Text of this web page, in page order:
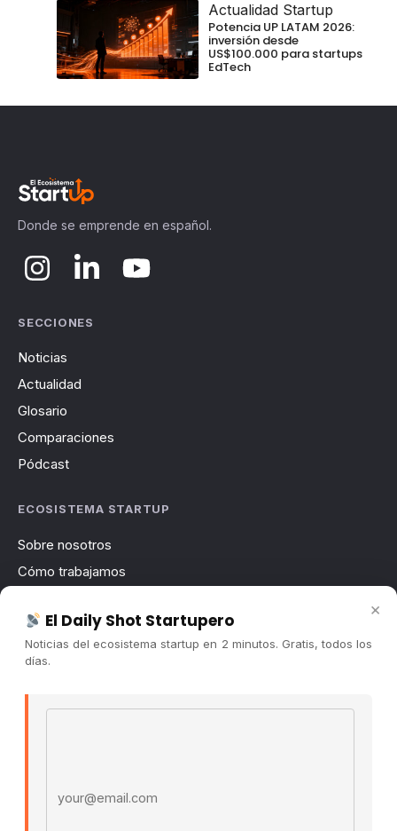
Actualidad Startup
Potencia UP LATAM 2026:
inversión desde
US$100.000 para startups
EdTech
Donde se emprende en español.
SECCIONES
Noticias
Actualidad
Glosario
Comparaciones
Pódcast
ECOSISTEMA STARTUP
Sobre nosotros
Cómo trabajamos
Contacto
Publicidad
×
El Daily Shot Startupero
Noticias del ecosistema startup en 2 minutos. Gratis, todos los
días.